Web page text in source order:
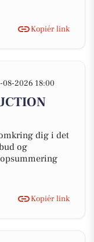
Kopiér link
08-2026 18:00
dig i det
og
Kopiér link